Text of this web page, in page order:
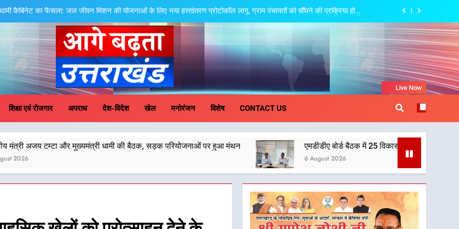
तेजस्वी सूर्या और नेहा जोशी ने कांवड़ यात्रा को बनाया युवा शक्ति, सामाजिक समरसता और भारतीय संस्कृति का सशक्त संदेश
केंद्रीय मंत्री अजय टम्टा और मुख्यमंत्री धामी की बैठक, सड़क परियोजनाओं पर हुआ मंथन
एमडीडीए बोर्ड बैठक में 25 विकास प्रस्तावों को मिली मंजूरी, देहरादून-मसूरी के नियोजित विकास को मिलेगी रफ्तार
धामी कैबिनेट का फैसला: जल जीवन मिशन की योजनाओं के लिए नया हस्तांतरण प्रोटोकॉल लागू, ग्राम पंचायतों को सौंपने की प्रक्रिया होगी
और प्रभावी
केंद्रीय मंत्री अजय टम्टा और मुख्यमंत्री धामी की बैठक, सड़क परियोजनाओं पर हुआ मंथन
एमडीडीए बोर्ड बैठक में 25 विकास प्रस्तावों को मिली मंजूरी, देहरादून-मसूरी के नियोजित विकास को मिलेगी रफ्तार
Badhta Uttarakhand
शिक्षा एवं रोजगार अपराध देश-विदेश खेल मनोरंजन विशेष CONTACT US
Live Now
धामी की बैठक, सड़क परियोजनाओं पर हुआ मंथन एमडीडीए बोर्ड बैठक में 25 विकास प्रस्तावों को मिली मंजूरी, देहरादून-मसूरी के
6 August 2026